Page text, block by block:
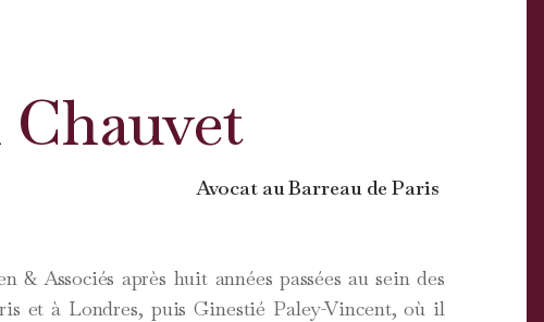
Avocat au Barreau de Paris
Associés après huit années passées au sein des
et à Londres, puis Ginestié Paley-Vincent, où il